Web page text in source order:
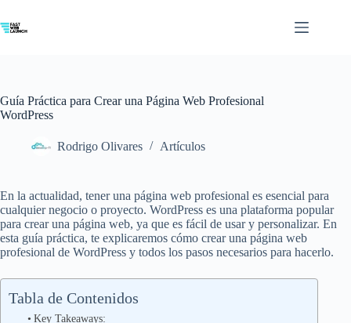
al
contenido
Guía Práctica para Crear una Página Web Profesional
WordPress
Rodrigo Olivares Artículos
En la actualidad, tener una página web profesional es esencial para
cualquier negocio o proyecto. WordPress es una plataforma popular
para crear una página web, ya que es fácil de usar y personalizar. En
esta guía práctica, te explicaremos cómo crear una página web
profesional de WordPress y todos los pasos necesarios para hacerlo.
Tabla de Contenidos
Key Takeaways: